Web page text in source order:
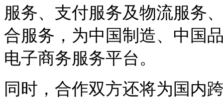
服务、支付服务及物流服务
合服务，为中国制造、中国
电子商务服务平台。
同时，合作双方还将为国内